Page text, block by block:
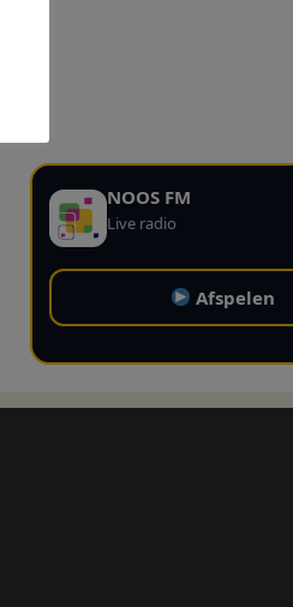
NOOS FM
Live radio
Afspelen